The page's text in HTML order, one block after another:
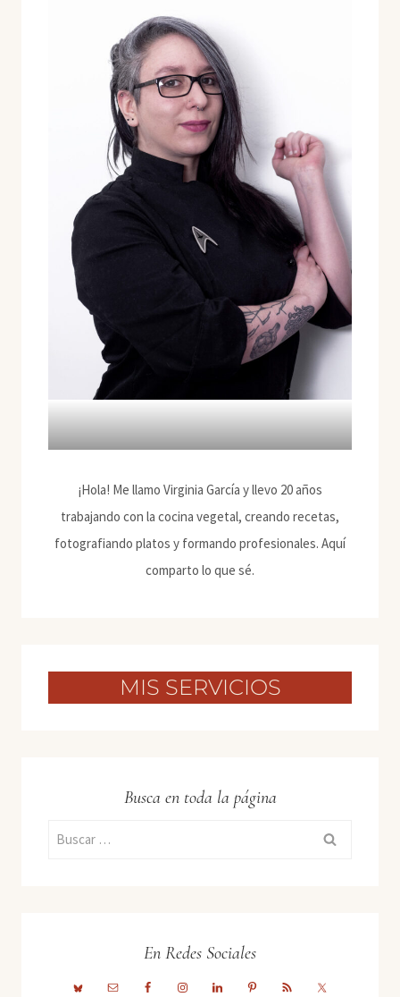
¡Hola! Me llamo Virginia García y llevo 20 años
trabajando con la cocina vegetal, creando recetas,
fotografiando platos y formando profesionales. Aquí
comparto lo que sé.
MIS SERVICIOS
Busca en toda la página
Buscar:
En Redes Sociales